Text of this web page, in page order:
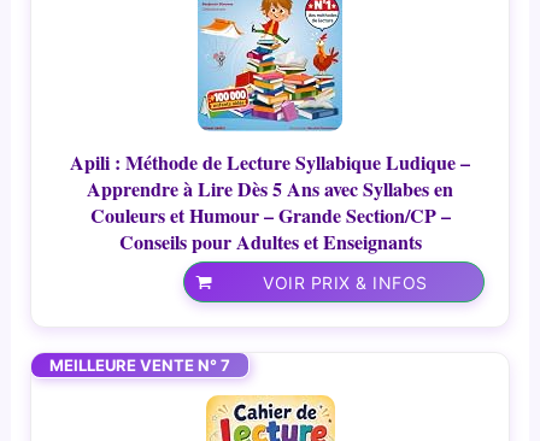
Apili : Méthode de Lecture Syllabique Ludique –
Apprendre à Lire Dès 5 Ans avec Syllabes en
Couleurs et Humour – Grande Section/CP –
Conseils pour Adultes et Enseignants
VOIR PRIX & INFOS
MEILLEURE VENTE N° 7